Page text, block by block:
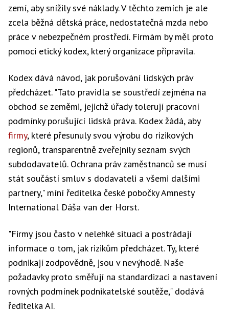
zemí, aby snížily své náklady. V těchto zemích je ale
zcela běžná dětská práce, nedostatečná mzda nebo
práce v nebezpečném prostředí. Firmám by měl proto
pomoci etický kodex, který organizace připravila.
Kodex dává návod, jak porušování lidských práv
předcházet. "Tato pravidla se soustředí zejména na
obchod se zeměmi, jejichž úřady tolerují pracovní
podmínky porušující lidská práva. Kodex žádá, aby
firmy, které přesunuly svou výrobu do rizikových
regionů, transparentně zveřejnily seznam svých
subdodavatelů. Ochrana práv zaměstnanců se musí
stát součástí smluv s dodavateli a všemi dalšími
partnery," míní ředitelka české pobočky Amnesty
International Dáša van der Horst.
"Firmy jsou často v nelehké situaci a postrádají
informace o tom, jak rizikům předcházet. Ty, které
podnikají zodpovědně, jsou v nevýhodě. Naše
požadavky proto směřují na standardizaci a nastavení
rovných podmínek podnikatelské soutěže," dodává
ředitelka AI.